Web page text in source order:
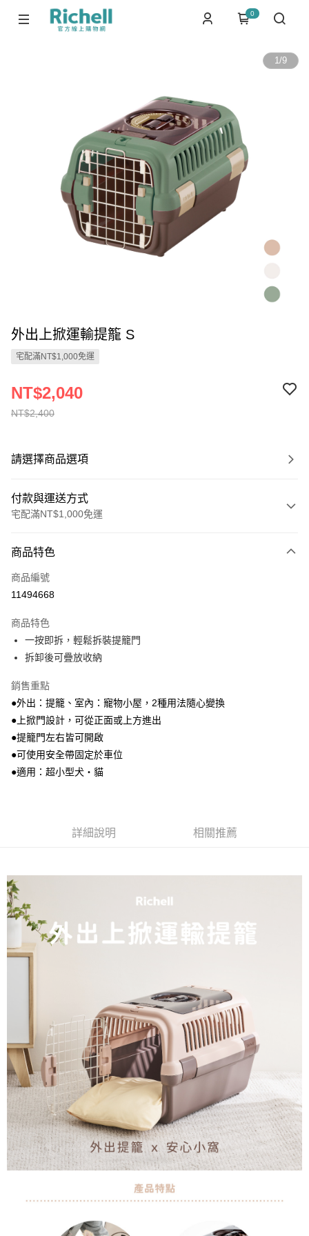
0
1/9
外出上掀運輸提籠 S
宅配滿NT$1,000免運
NT$2,400
NT$2,040
請選擇商品選項
付款與運送方式
宅配滿NT$1,000免運
信用卡一次付款
LINE Pay
街口支付
ATM付款
運送方式
宅配
每筆NT$100，滿NT$1,000(含以上)免運費
商品特色
商品編號
11494668
商品特色
一按即拆，輕鬆拆裝提籠門
拆卸後可疊放收納
銷售重點
●外出：提籠、室內：寵物小屋，2種用法隨心變換
●上掀門設計，可從正面或上方進出
●提籠門左右皆可開啟
●可使用安全帶固定於車位
●適用：超小型犬・貓
詳細說明 相關推薦